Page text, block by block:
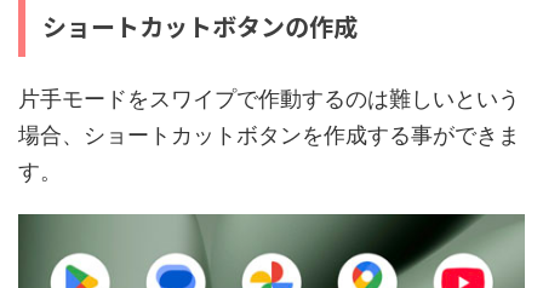
ショートカットボタンの作成
片手モードをスワイプで作動するのは難しいという
場合、ショートカットボタンを作成する事ができま
す。